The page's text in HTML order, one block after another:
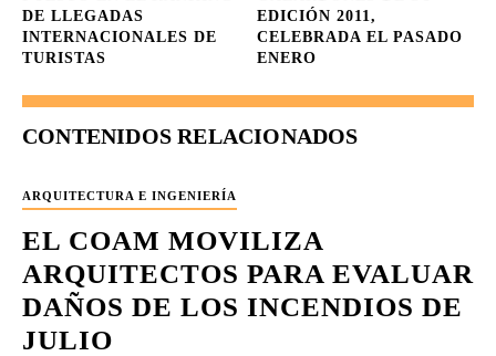
DE LLEGADAS
INTERNACIONALES DE
TURISTAS
EDICIÓN 2011,
CELEBRADA EL PASADO
ENERO
CONTENIDOS RELACIONADOS
ARQUITECTURA E INGENIERÍA
EL COAM MOVILIZA
ARQUITECTOS PARA EVALUAR
DAÑOS DE LOS INCENDIOS DE
JULIO